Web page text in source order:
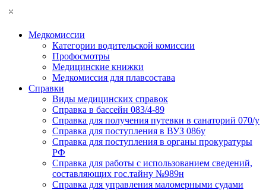
Медкомиссии
Категории водительской комиссии
Профосмотры
Медицинские книжки
Медкомиссия для плавсостава
Справки
Виды медицинских справок
Справка в бассейн 083/4-89
Справка для получения путевки в санаторий 070/у
Справка для поступления в ВУЗ 086у
Справка для поступления в органы прокуратуры
РФ
Справка для работы с использованием сведений,
составляющих гос.тайну №989н
Справка для управления маломерными судами